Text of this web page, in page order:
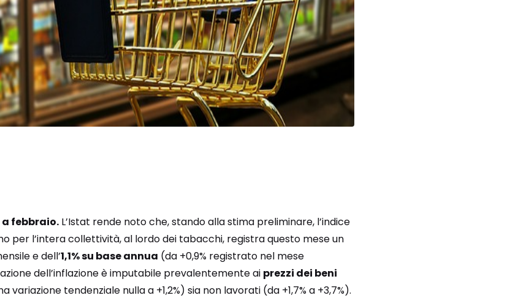
febbraio.L’Istat rende noto che, stando alla stima preliminare, l’indice
per l’intera collettività, al lordo dei tabacchi, registra questo mese un
e dell’1,1% su base annua (da +0,9% registrato nel mese
dell’inflazione è imputabile prevalentemente ai prezzi dei beni
variazione tendenziale nulla a +1,2%) sia non lavorati (da +1,7% a +3,7%).